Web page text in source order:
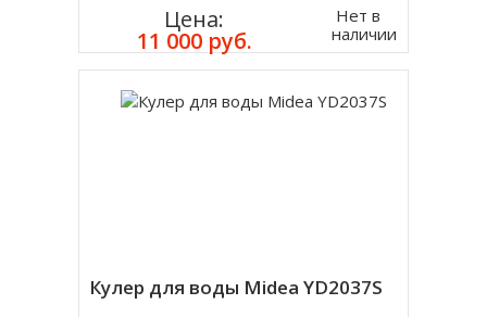
Цена:
11 000 руб.
Нет в
наличии
Кулер для воды Midea YD2037S